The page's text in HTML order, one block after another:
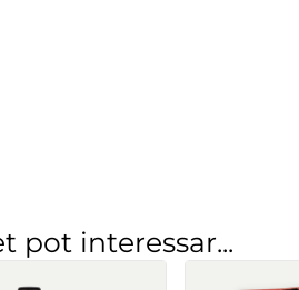
pot interessar...